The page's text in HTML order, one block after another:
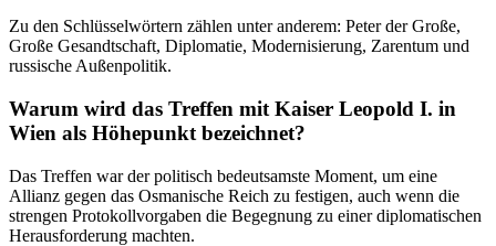
Zu den Schlüsselwörtern zählen unter anderem: Peter der Große,
Große Gesandtschaft, Diplomatie, Modernisierung, Zarentum und
russische Außenpolitik.
Warum wird das Treffen mit Kaiser Leopold I. in
Wien als Höhepunkt bezeichnet?
Das Treffen war der politisch bedeutsamste Moment, um eine
Allianz gegen das Osmanische Reich zu festigen, auch wenn die
strengen Protokollvorgaben die Begegnung zu einer diplomatischen
Herausforderung machten.